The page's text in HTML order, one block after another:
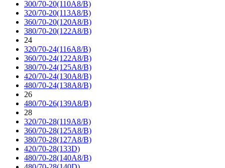
300/70-20(110A8/B)
320/70-20(113A8/B)
360/70-20(120A8/B)
380/70-20(122A8/B)
24
320/70-24(116A8/B)
360/70-24(122A8/B)
380/70-24(125A8/B)
420/70-24(130A8/B)
480/70-24(138A8/B)
26
480/70-26(139A8/B)
28
320/70-28(119A8/B)
360/70-28(125A8/B)
380/70-28(127A8/B)
420/70-28(133D)
480/70-28(140A8/B)